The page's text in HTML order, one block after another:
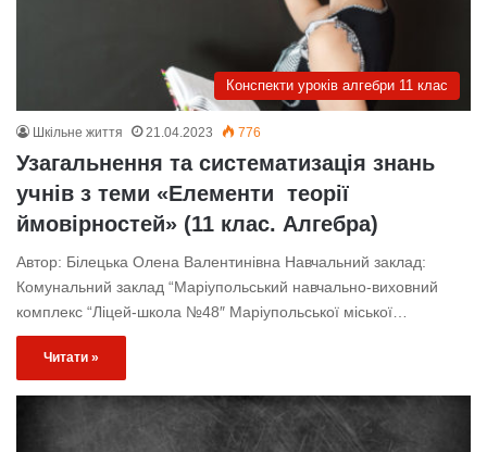
Конспекти уроків алгебри 11 клас
Шкільне життя 21.04.2023 776
Узагальнення та систематизація знань
учнів з теми «Елементи теорії
ймовірностей» (11 клас. Алгебра)
Автор: Білецька Олена Валентинівна Навчальний заклад:
Комунальний заклад “Маріупольський навчально-виховний
комплекс “Ліцей-школа №48″ Маріупольської міської…
Читати »